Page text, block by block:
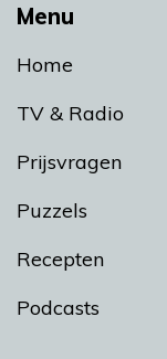
Menu
Home
TV & Radio
Prijsvragen
Puzzels
Recepten
Podcasts